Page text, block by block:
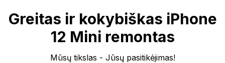
Greitas ir kokybiškas iPhone
12 Mini remontas
Mūsų tikslas - Jūsų pasitikėjimas!